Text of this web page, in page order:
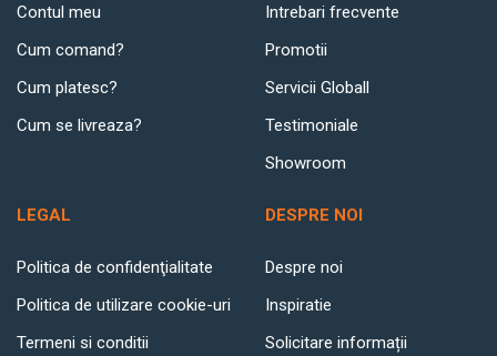
Contul meu
Cum comand?
Cum platesc?
Cum se livreaza?
Intrebari frecvente
Promotii
Servicii Globall
Testimoniale
Showroom
LEGAL
Politica de confidenţialitate
Politica de utilizare cookie-uri
Termeni si conditii
DESPRE NOI
Despre noi
Inspiratie
Solicitare informații